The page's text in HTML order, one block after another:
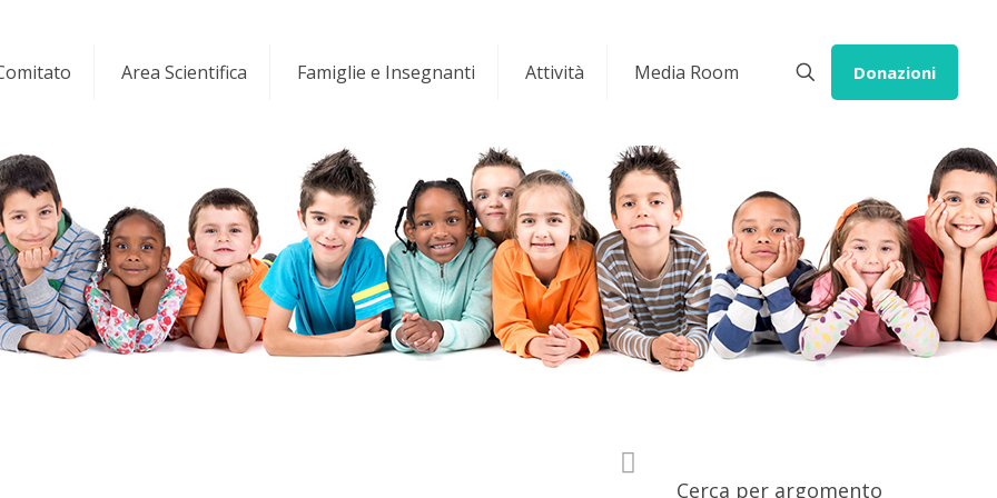
Area Scientifica Famiglie e Insegnanti Attività Media Room Donazioni
Cerca per argomento